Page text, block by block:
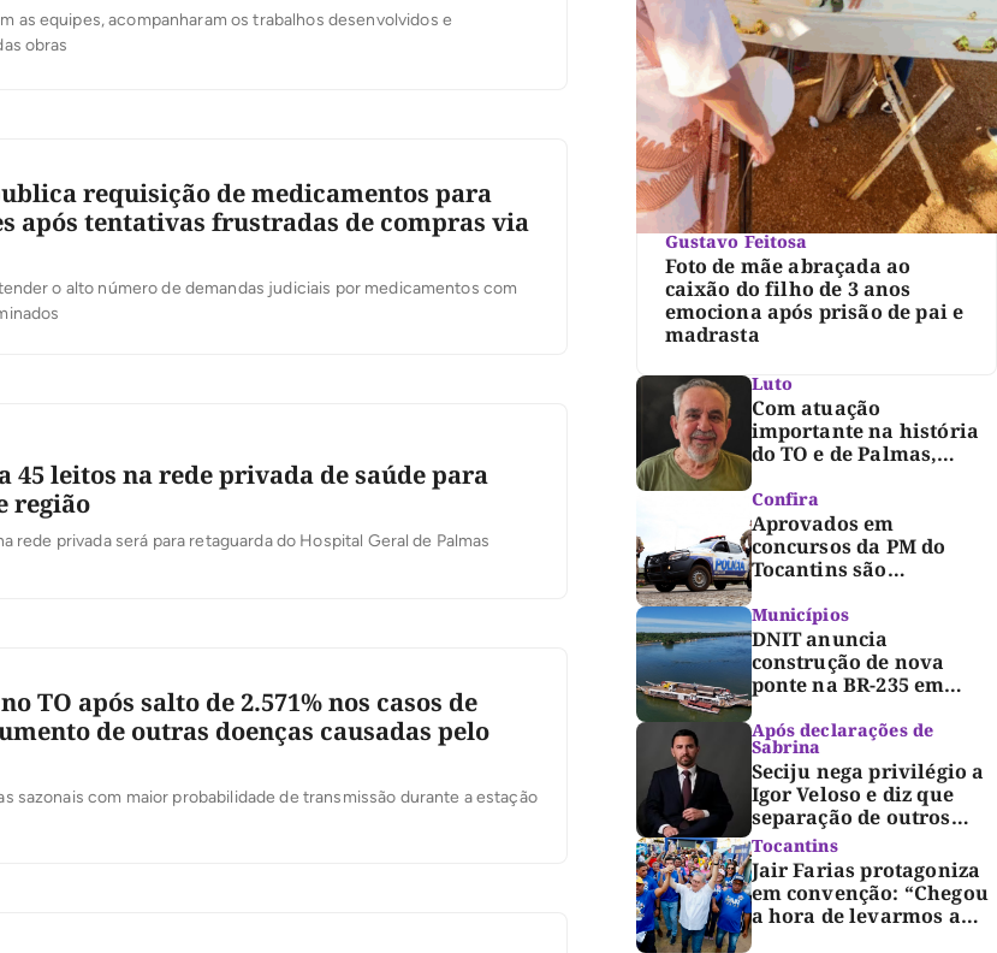
as equipes, acompanharam os trabalhos desenvolvidos e
obras
requisição de medicamentos para
após tentativas frustradas de compras via
o alto número de demandas judiciais por medicamentos com
45 leitos na rede privada de saúde para
região
rede privada será para retaguarda do Hospital Geral de Palmas
TO após salto de 2.571% nos casos de
de outras doenças causadas pelo
sazonais com maior probabilidade de transmissão durante a estação
Gustavo Feitosa
Foto de mãe abraçada ao
caixão do filho de 3 anos
emociona após prisão de pai e
madrasta
Luto
Com atuação
importante na história
do TO e de Palmas,
morre Israel Siqueira;
Palmas decreta luto
oficial de três dias
Confira
Aprovados em
concursos da PM do
Tocantins são
convocados para fase de
inclusão e posse
Municípios
DNIT anuncia
construção de nova
ponte na BR-235 em
Pedro Afonso
Após declarações de
Sabrina
Seciju nega privilégio a
Igor Veloso e diz que
separação de outros
presos é medida de
segurança
Tocantins
Jair Farias protagoniza
em convenção: “Chegou
a hora de levarmos a
força do Bico para o